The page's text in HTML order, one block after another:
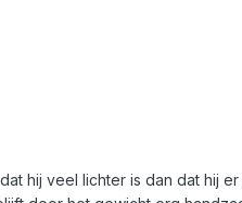
hij veel lichter is dan dat hij